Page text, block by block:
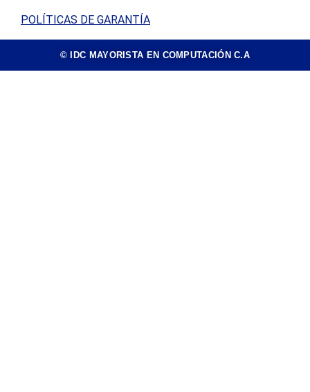
POLÍTICAS DE GARANTÍA
© IDC MAYORISTA EN COMPUTACIÓN C.A